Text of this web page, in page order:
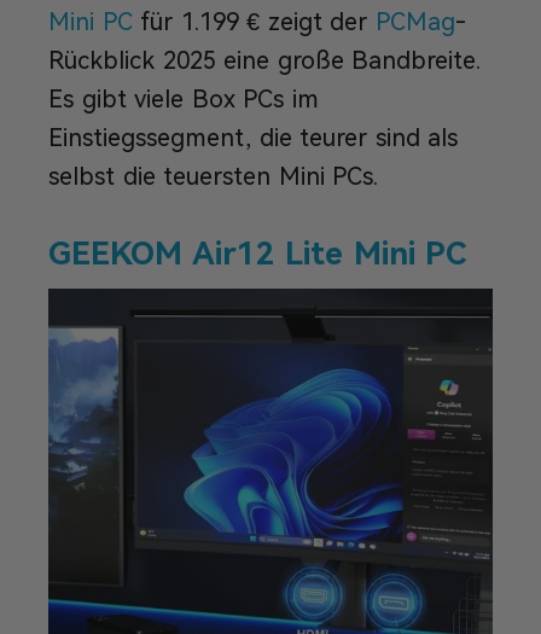
Mini PC für 1.199 € zeigt der PCMag-
Rückblick 2025 eine große Bandbreite.
Es gibt viele Box PCs im
Einstiegssegment, die teurer sind als
selbst die teuersten Mini PCs.
GEEKOM Air12 Lite Mini PC